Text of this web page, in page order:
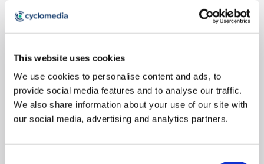
This website uses cookies
We use cookies to personalise content and ads, to
provide social media features and to analyse our traffic.
We also share information about your use of our site with
our social media, advertising and analytics partners.
behoeve van de Basisregistratie Grootschalige Topografie
het digitale topografische basisbestand van het Kadaster;
- politiediensten ten behoeve van observatie en
voorbereiding van arrestaties.
- woningcorporaties ten behoeve van bouw, verbouw, beheer
en onderhoud van gebouwen.
- netwerkbeheerders ten behoeve van planning, realisatie,
onderhoud en herstelwerkzaamheden aan huisaansluitingen.
van de impact van een project binnen de bestaande